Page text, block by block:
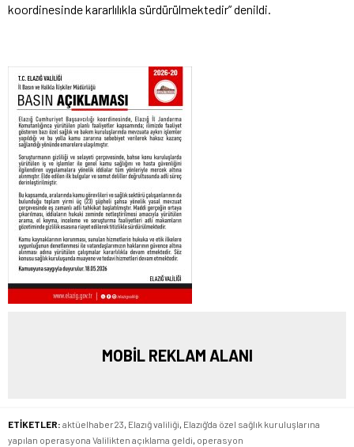
koordinesinde kararlılıkla sürdürülmektedir” denildi.
MOBİL REKLAM ALANI
ETİKETLER: aktüelhaber23 Elazığ valiliği Elazığ'da özel sağlık kuruluşlarına
yapılan operasyona Valilikten açıklama geldi operasyon